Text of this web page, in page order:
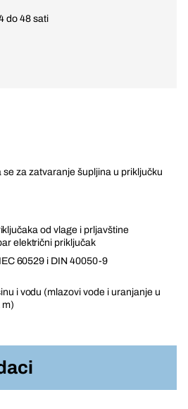
do 48 sati
za zatvaranje šupljina u priključku
od vlage i prljavštine
električni priključak
60529 i DIN 40050-9
i vodu (mlazovi vode i uranjanje u
m)